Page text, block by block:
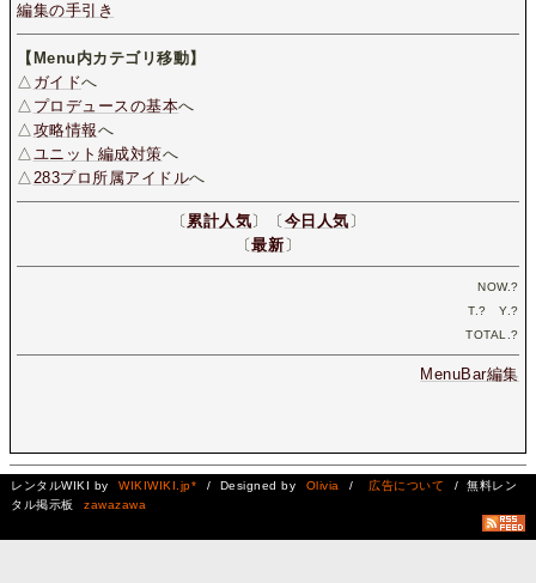
編集の手引き
【Menu内カテゴリ移動】
△ ガイドへ
△ プロデュースの基本へ
△ 攻略情報へ
△ ユニット編成対策へ
△ 283プロ所属アイドルへ
〔 累計人気〕〔 今日人気 〕
〔最新 〕
NOW.?
T.? Y.?
TOTAL.?
MenuBar編集
レンタルWIKI by WIKIWIKI.jp* / Designed by Olivia / 広告について
/ 無料レン
タル掲示板
zawazawa